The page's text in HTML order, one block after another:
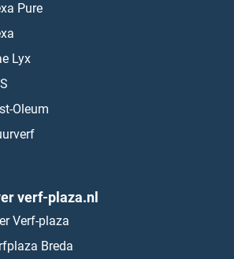
Pure
Lyx
Oleum
verf-plaza.nl
Verf-plaza
Breda